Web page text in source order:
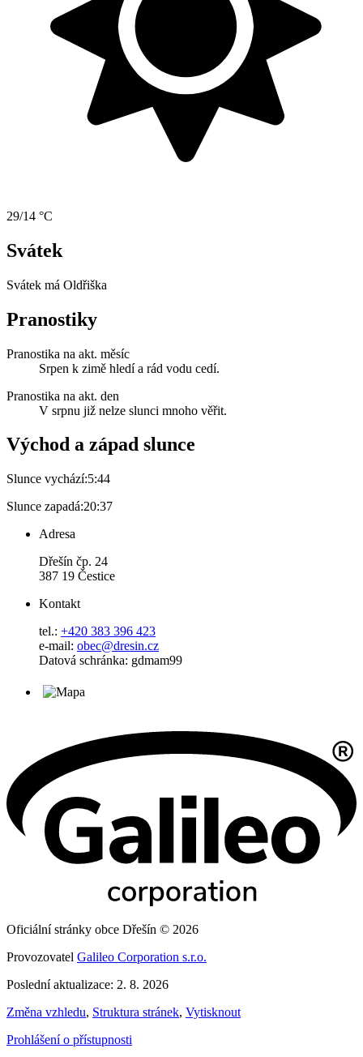
29/14 °C
Svátek
Svátek má Oldřiška
Pranostiky
Pranostika na akt. měsíc
Srpen k zimě hledí a rád vodu cedí.
Pranostika na akt. den
V srpnu již nelze slunci mnoho věřit.
Východ a západ slunce
Slunce vychází:5:44
Slunce zapadá:20:37
Adresa
Dřešín čp. 24
387 19 Čestice
Kontakt
tel.: +420 383 396 423
e-mail: obec@dresin.cz
Datová schránka: gdmam99
Oficiální stránky obce Dřešín © 2026
Provozovatel Galileo Corporation s.r.o.
Poslední aktualizace: 2. 8. 2026
Změna vzhledu, Struktura stránek, Vytisknout
Prohlášení o přístupnosti